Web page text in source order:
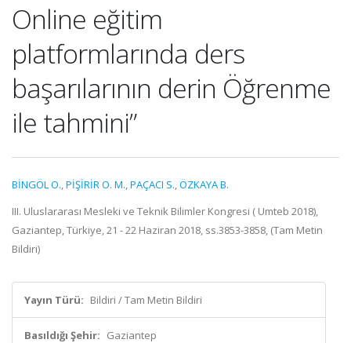
Online eğitim
platformlarında ders
başarılarının derin Öğrenme
ile tahmini”
BİNGÖL O.,PİŞİRİR O. M.,PAÇACI S.,ÖZKAYA B.
III. Uluslararası Mesleki ve Teknik Bilimler Kongresi ( Umteb 2018),
Gaziantep, Türkiye, 21 - 22 Haziran 2018, ss.3853-3858, (Tam Metin
Bildiri)
Yayın Türü: Bildiri / Tam Metin Bildiri
Basıldığı Şehir: Gaziantep